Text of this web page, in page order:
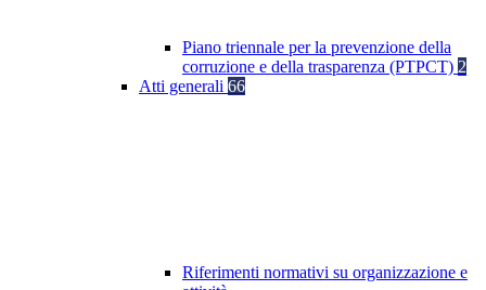
Piano triennale per la prevenzione della
corruzione e della trasparenza (PTPCT) 2
Atti generali 66
Riferimenti normativi su organizzazione e